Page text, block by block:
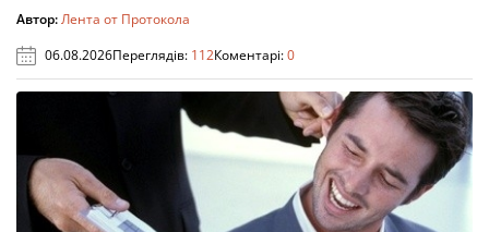
Автор:Лента от Протокола
06.08.2026Переглядів: 112Коментарі:0